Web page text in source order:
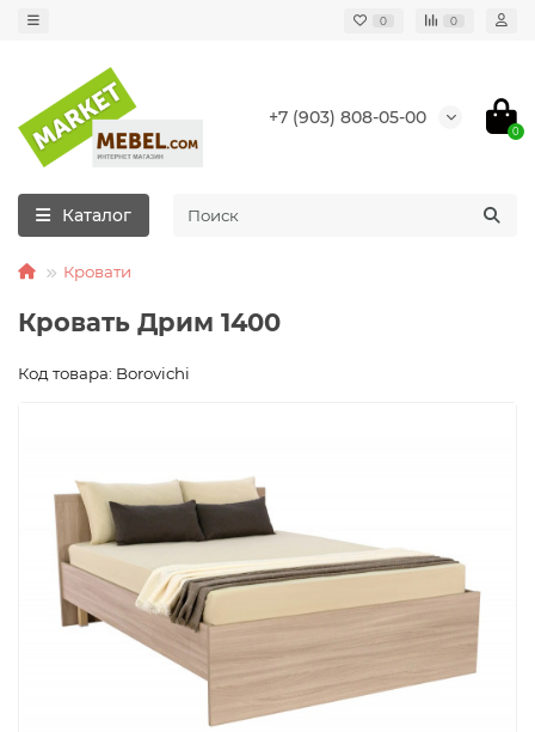
0 0
+7 (903) 808-05-00
0
Каталог
Кровати
Кровать Дрим 1400
Код товара: Borovichi